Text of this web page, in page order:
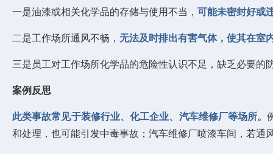
一是油漆或相关化学品的存储与使用不当， 可能未密封好或
二是工作场所通风不畅， 无法及时排出有害气体，使其在室
三是员工对工作场所化学品的危险性认识不足，缺乏必要的
案例反思
此类事故常见于装修行业、化工企业、汽车维修厂等场所。
和处理，也可能引发中毒事故；汽车维修厂喷漆车间，若